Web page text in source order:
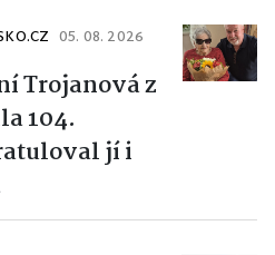
05. 08. 2026
Trojanová z
104.
jí i